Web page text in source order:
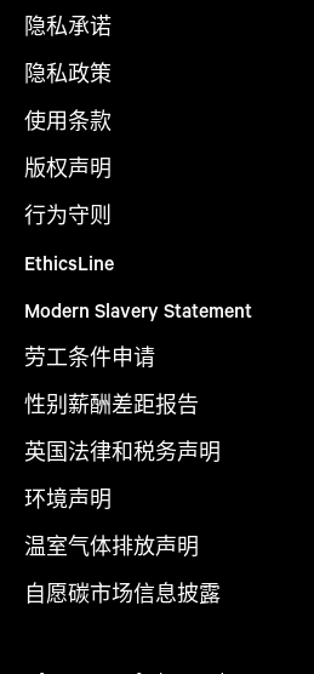
隐私承诺
隐私政策
使用条款
版权声明
行为守则
EthicsLine
Modern Slavery Statement
劳工条件申请
性别薪酬差距报告
英国法律和税务声明
环境声明
温室气体排放声明
自愿碳市场信息披露